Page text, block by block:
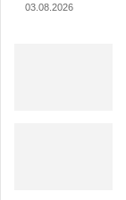
03.08.2026